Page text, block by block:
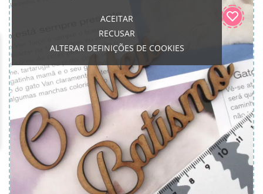
ACEITAR
RECUSAR
ALTERAR DEFINIÇÕES DE COOKIES